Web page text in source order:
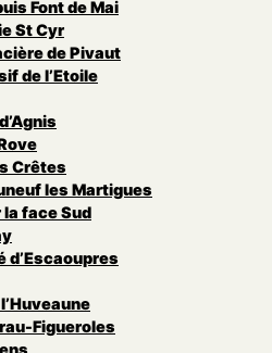
Font de Mai
St Cyr
de Pivaut
de l’Etoile
Crêtes
les Martigues
face Sud
d’Escaoupres
Figueroles